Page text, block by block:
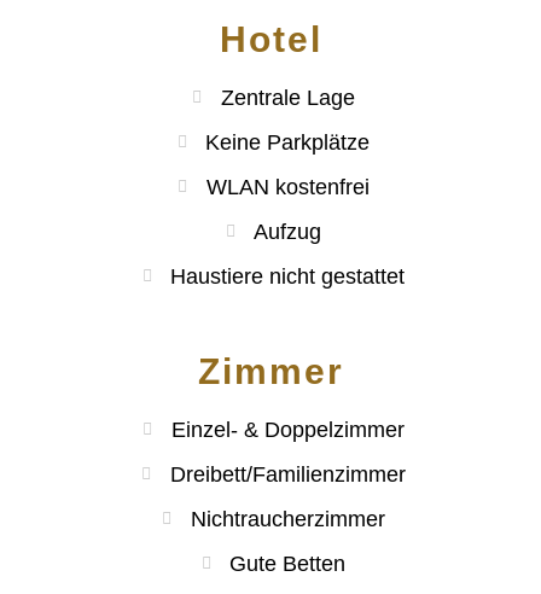
Hotel
Zentrale Lage
Keine Parkplätze
WLAN kostenfrei
Aufzug
Haustiere nicht gestattet
Zimmer
Einzel- & Doppelzimmer
Dreibett/Familienzimmer
Nichtraucherzimmer
Gute Betten